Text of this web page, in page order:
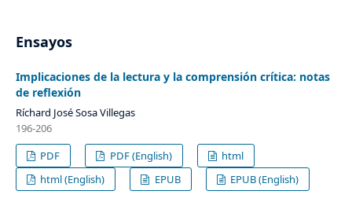
Ensayos
Implicaciones de la lectura y la comprensión crítica: notas
de reflexión
Ríchard José Sosa Villegas
196-206
PDF
PDF (English)
html
html (English)
EPUB EPUB (English)